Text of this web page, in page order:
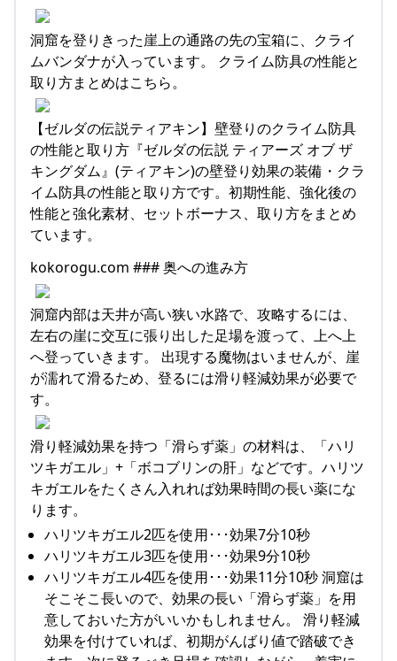
洞窟を登りきった崖上の通路の先の宝箱に、クライ
ムバンダナが入っています。 クライム防具の性能と
取り方まとめはこちら。
【ゼルダの伝説ティアキン】壁登りのクライム防具
の性能と取り方『ゼルダの伝説 ティアーズ オブ ザ
キングダム』(ティアキン)の壁登り効果の装備・クラ
イム防具の性能と取り方です。初期性能、強化後の
性能と強化素材、セットボーナス、取り方をまとめ
ています。
kokorogu.com ### 奥への進み方
洞窟内部は天井が高い狭い水路で、攻略するには、
左右の崖に交互に張り出した足場を渡って、上へ上
へ登っていきます。 出現する魔物はいませんが、崖
が濡れて滑るため、登るには滑り軽減効果が必要で
す。
滑り軽減効果を持つ「滑らず薬」の材料は、「ハリ
ツキガエル」+「ボコブリンの肝」などです。ハリツ
キガエルをたくさん入れれば効果時間の長い薬にな
ります。
ハリツキガエル2匹を使用･･･効果7分10秒
ハリツキガエル3匹を使用･･･効果9分10秒
ハリツキガエル4匹を使用･･･効果11分10秒 洞窟は
そこそこ長いので、効果の長い「滑らず薬」を用
意しておいた方がいいかもしれません。 滑り軽減
効果を付けていれば、初期がんばり値で踏破でき